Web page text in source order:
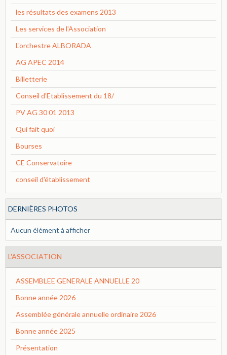
les résultats des examens 2013
Les services de l'Association
L'orchestre ALBORADA
AG APEC 2014
Billetterie
Conseil d'Etablissement du 18/
PV AG 30 01 2013
Qui fait quoi
Bourses
CE Conservatoire
conseil d'établissement
DERNIÈRES PHOTOS
Aucun élément à afficher
L'ASSOCIATION
ASSEMBLEE GENERALE ANNUELLE 20
Bonne année 2026
Assemblée générale annuelle ordinaire 2026
Bonne année 2025
Présentation